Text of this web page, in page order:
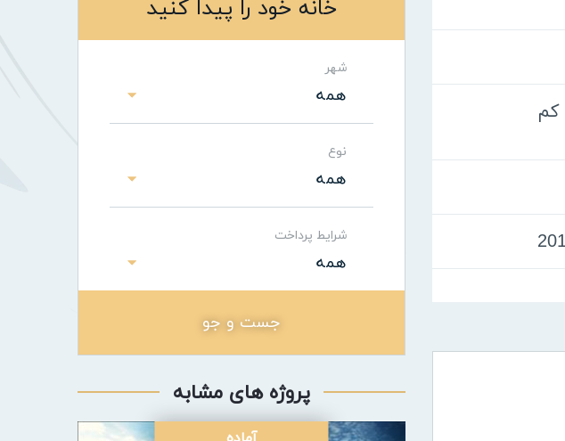
خانه خود را پیدا کنید
شهر
همه
نوع
همه
شرایط پرداخت
همه
جست و جو
پروژه های مشابه